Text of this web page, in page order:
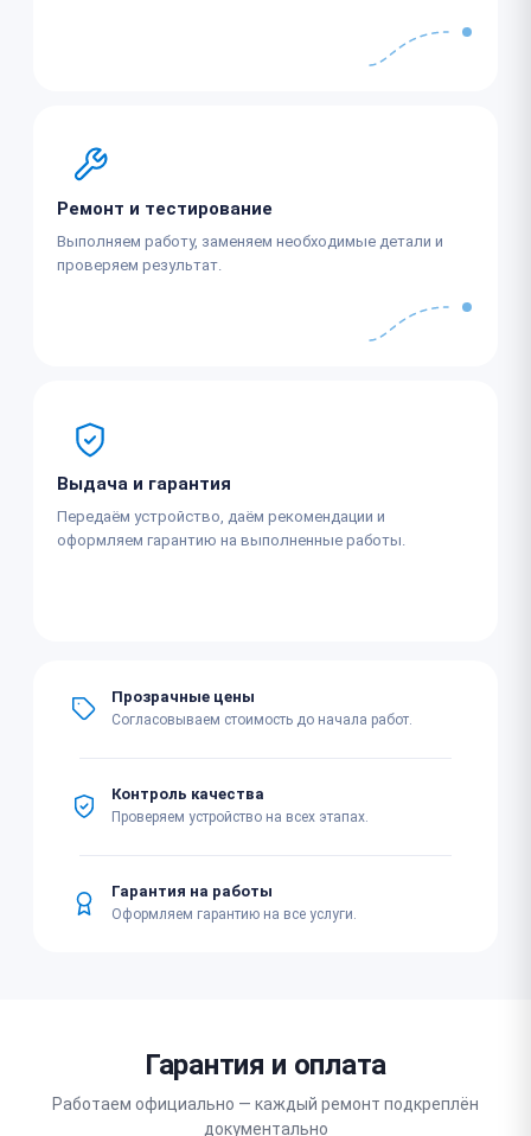
Ремонт и тестирование
Выполняем работу, заменяем необходимые детали и
проверяем результат.
Выдача и гарантия
Передаём устройство, даём рекомендации и
оформляем гарантию на выполненные работы.
Прозрачные цены
Согласовываем стоимость до начала работ.
Контроль качества
Проверяем устройство на всех этапах.
Гарантия на работы
Оформляем гарантию на все услуги.
Гарантия и оплата
Работаем официально — каждый ремонт подкреплён
документально